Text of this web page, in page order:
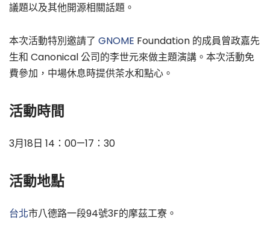
議題以及其他開源相關話題。
本次活動特別邀請了 GNOME Foundation 的成員曾政嘉先
生和 Canonical 公司的李世元來做主題演講。本次活動免
費參加，中場休息時提供茶水和點心。
活動時間
3月18日 14：00—17：30
活動地點
台北市八德路一段94號3F的摩茲工寮。